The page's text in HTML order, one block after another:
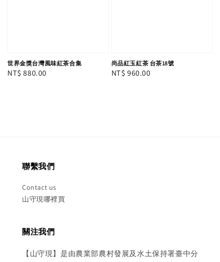
世界金獎台灣風味紅茶合集
Regular
NT$ 880.00
尚品紅玉紅茶 台茶18號
Regular
NT$ 960.00
聯繫我們
Contact us
山守現哪裡買
關注我們
【山守現】是由農業部農村發展及水土保持署臺中分